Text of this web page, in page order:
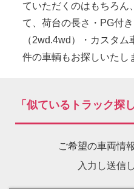
ていただくのはもちろん
て、荷台の長さ・PG付
（2wd.4wd）・カスタ
件の車輌もお探しいたし
「似ているトラック探
ご希望の車両情
入力し送信